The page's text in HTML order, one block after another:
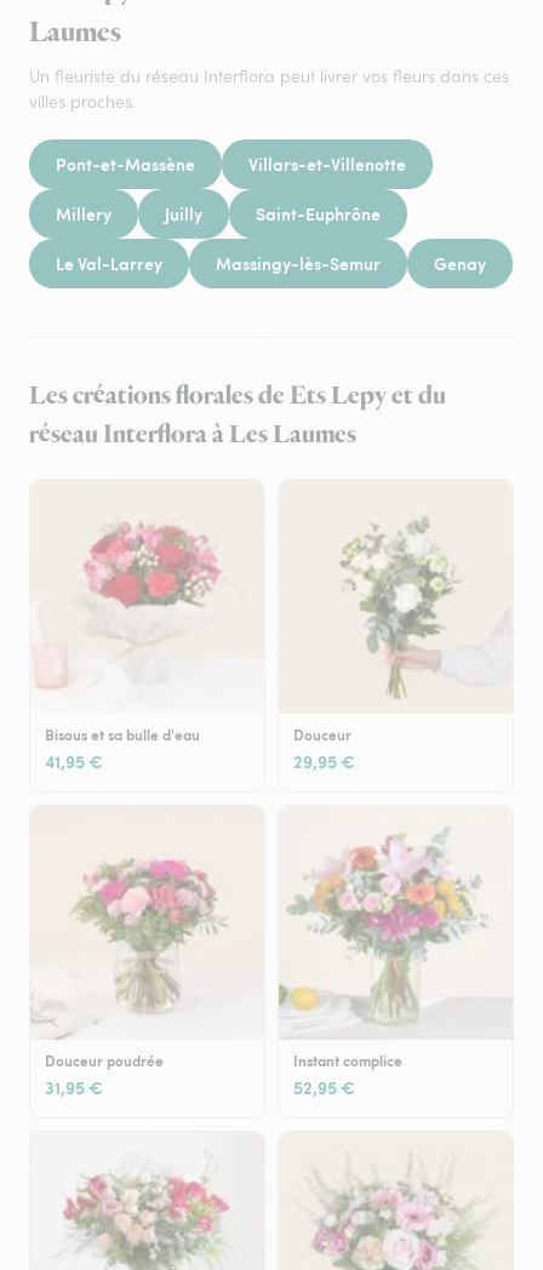
Laumes
Un fleuriste du réseau Interflora peut livrer vos fleurs dans ces
villes proches.
Pont-et-Massène Villars-et-Villenotte
Millery Juilly Saint-Euphrône
Le Val-Larrey Massingy-lès-Semur Genay
Les créations florales de Ets Lepy et du
réseau Interflora à Les Laumes
Bisous et sa bulle d'eau
41,95 €
Douceur
29,95 €
Douceur poudrée
31,95 €
Instant complice
52,95 €